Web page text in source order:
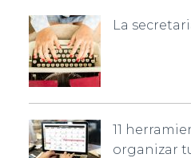
La
11
organizar